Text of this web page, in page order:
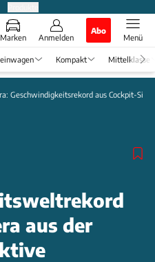
Marken Anmelden
Abo
Menü
Kompakt Mittelklasse
Geschwindigkeitsrekord aus Cockpit-Sicht
aus der